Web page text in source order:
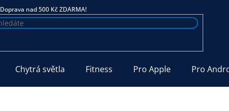
Doprava nad 500 Kč ZDARMA!
Chytrá světla Fitness Pro Apple Pro